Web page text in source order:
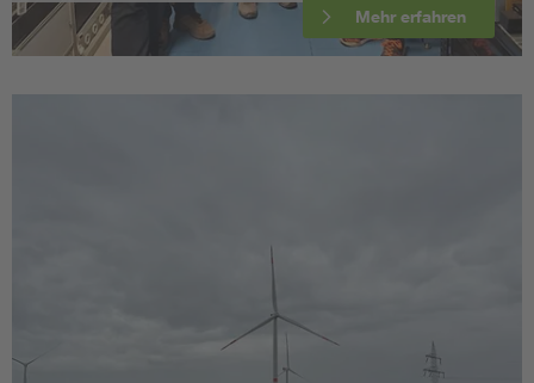
Mehr erfahren